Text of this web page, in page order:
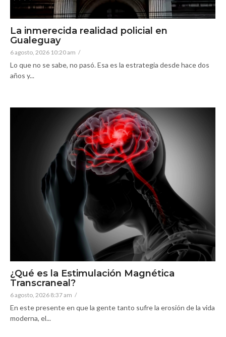
La inmerecida realidad policial en
Gualeguay
6 agosto, 2026 10:20 am /
Lo que no se sabe, no pasó. Esa es la estrategia desde hace dos
años y...
¿Qué es la Estimulación Magnética
Transcraneal?
6 agosto, 2026 8:37 am /
En este presente en que la gente tanto sufre la erosión de la vida
moderna, el...